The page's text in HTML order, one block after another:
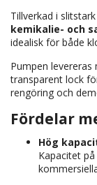
Tillverkad i slitstark
kemikalie- och
idealisk för både
Pumpen levereras
transparent lock
rengöring och
Fördelar
Hög
Kapacitet på